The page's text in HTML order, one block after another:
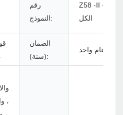
رقم
النموذج:
Z58 -II -
الكل
الضمان
(سنة):
عام واحد
،